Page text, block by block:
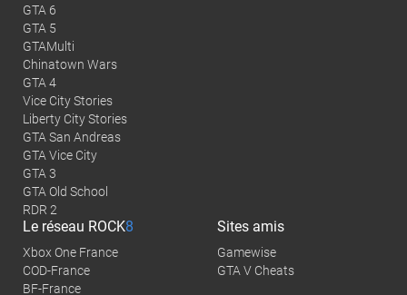
GTA 6
GTA 5
GTAMulti
Chinatown Wars
GTA 4
Vice City Stories
Liberty City Stories
GTA San Andreas
GTA Vice City
GTA 3
GTA Old School
RDR 2
Le réseau ROCK8
Xbox One France
COD-France
BF-France
Sites amis
Gamewise
GTA V Cheats